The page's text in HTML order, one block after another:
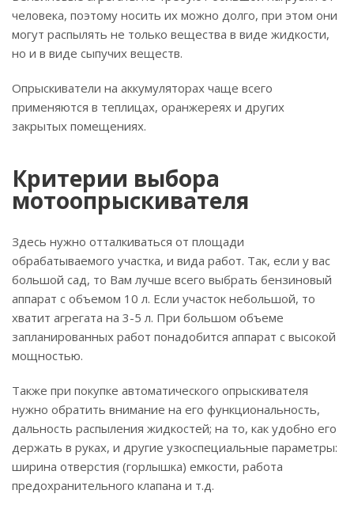
человека, поэтому носить их можно долго, при этом они
могут распылять не только вещества в виде жидкости,
но и в виде сыпучих веществ.
Опрыскиватели на аккумуляторах чаще всего
применяются в теплицах, оранжереях и других
закрытых помещениях.
Критерии выбора
мотоопрыскивателя
Здесь нужно отталкиваться от площади
обрабатываемого участка, и вида работ. Так, если у вас
большой сад, то Вам лучше всего выбрать бензиновый
аппарат с объемом 10 л. Если участок небольшой, то
хватит агрегата на 3-5 л. При большом объеме
запланированных работ понадобится аппарат с высокой
мощностью.
Также при покупке автоматического опрыскивателя
нужно обратить внимание на его функциональность,
дальность распыления жидкостей; на то, как удобно его
держать в руках, и другие узкоспециальные параметры:
ширина отверстия (горлышка) емкости, работа
предохранительного клапана и т.д.